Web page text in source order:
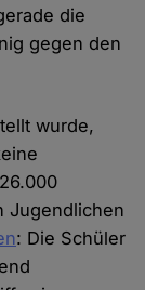
die
gegen den
wurde,
Jugendlichen
: Die Schüler